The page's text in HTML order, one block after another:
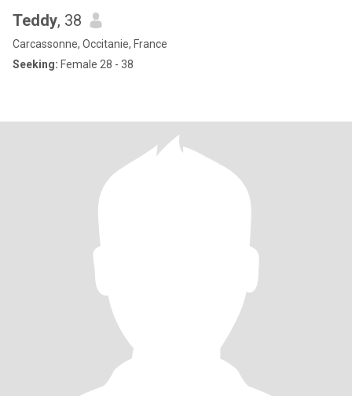
Teddy, 38
Carcassonne, Occitanie, France
Seeking: Female 28 - 38